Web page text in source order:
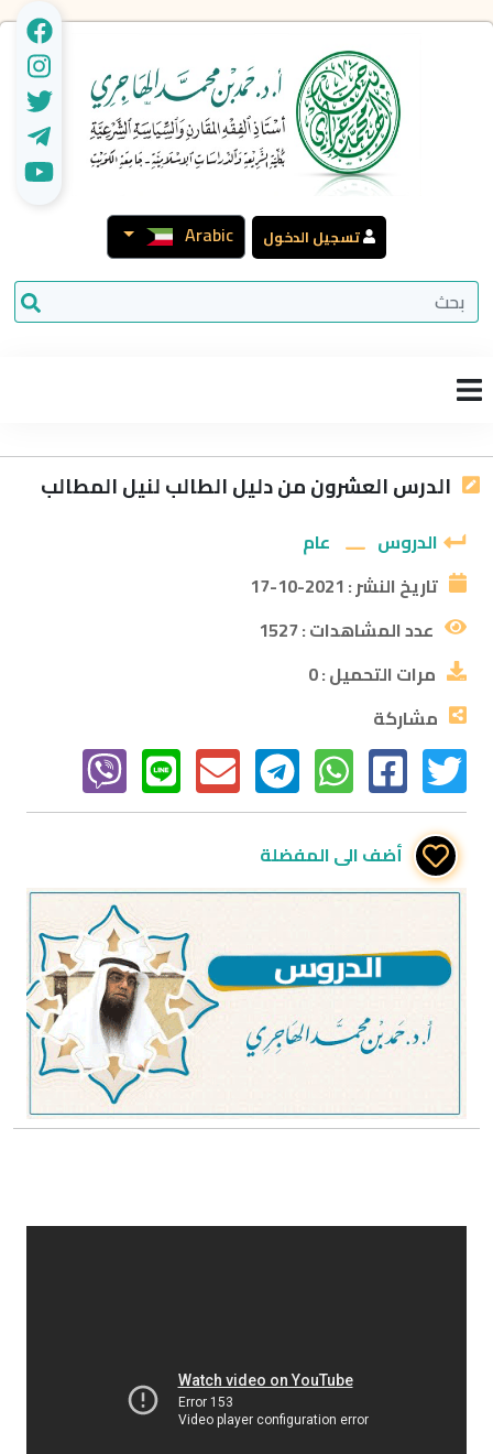
تسجيل الدخول Arabic
الدرس العشرون من دليل الطالب لنيل المطالب
الدروس
عام
تاريخ النشر :2021-10-17
عدد المشاهدات :1527
مرات التحميل :0
مشاركة
أضف الى المفضلة